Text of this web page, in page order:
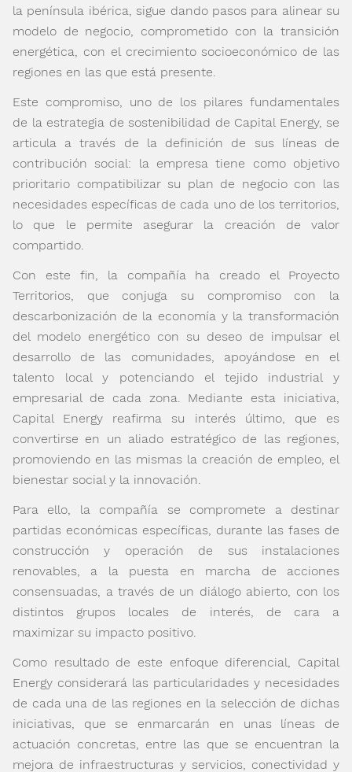
la península ibérica, sigue dando pasos para alinear su
modelo de negocio, comprometido con la transición
energética, con el crecimiento socioeconómico de las
regiones en las que está presente.
Este compromiso, uno de los pilares fundamentales
de la estrategia de sostenibilidad de Capital Energy, se
articula a través de la definición de sus líneas de
contribución social: la empresa tiene como objetivo
prioritario compatibilizar su plan de negocio con las
necesidades específicas de cada uno de los territorios,
lo que le permite asegurar la creación de valor
compartido.
Con este fin, la compañía ha creado el Proyecto
Territorios, que conjuga su compromiso con la
descarbonización de la economía y la transformación
del modelo energético con su deseo de impulsar el
desarrollo de las comunidades, apoyándose en el
talento local y potenciando el tejido industrial y
empresarial de cada zona. Mediante esta iniciativa,
Capital Energy reafirma su interés último, que es
convertirse en un aliado estratégico de las regiones,
promoviendo en las mismas la creación de empleo, el
bienestar social y la innovación.
Para ello, la compañía se compromete a destinar
partidas económicas específicas, durante las fases de
construcción y operación de sus instalaciones
renovables, a la puesta en marcha de acciones
consensuadas, a través de un diálogo abierto, con los
distintos grupos locales de interés, de cara a
maximizar su impacto positivo.
Como resultado de este enfoque diferencial, Capital
Energy considerará las particularidades y necesidades
de cada una de las regiones en la selección de dichas
iniciativas, que se enmarcarán en unas líneas de
actuación concretas, entre las que se encuentran la
mejora de infraestructuras y servicios, conectividad y